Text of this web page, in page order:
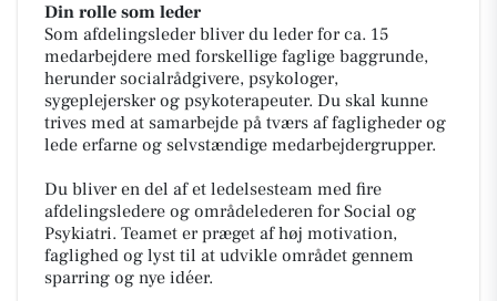
Din rolle som leder
Som afdelingsleder bliver du leder for ca. 15
medarbejdere med forskellige faglige baggrunde,
herunder socialrådgivere, psykologer,
sygeplejersker og psykoterapeuter. Du skal kunne
trives med at samarbejde på tværs af fagligheder og
lede erfarne og selvstændige medarbejdergrupper.
Du bliver en del af et ledelsesteam med fire
afdelingsledere og områdelederen for Social og
Psykiatri. Teamet er præget af høj motivation,
faglighed og lyst til at udvikle området gennem
sparring og nye idéer.